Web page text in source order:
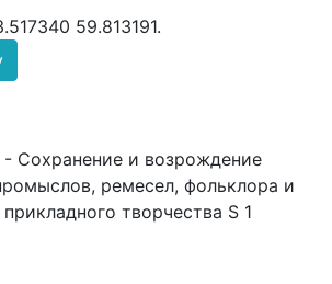
59.813191.
- Сохранение и возрождение
ремесел, фольклора и
творчества S 1